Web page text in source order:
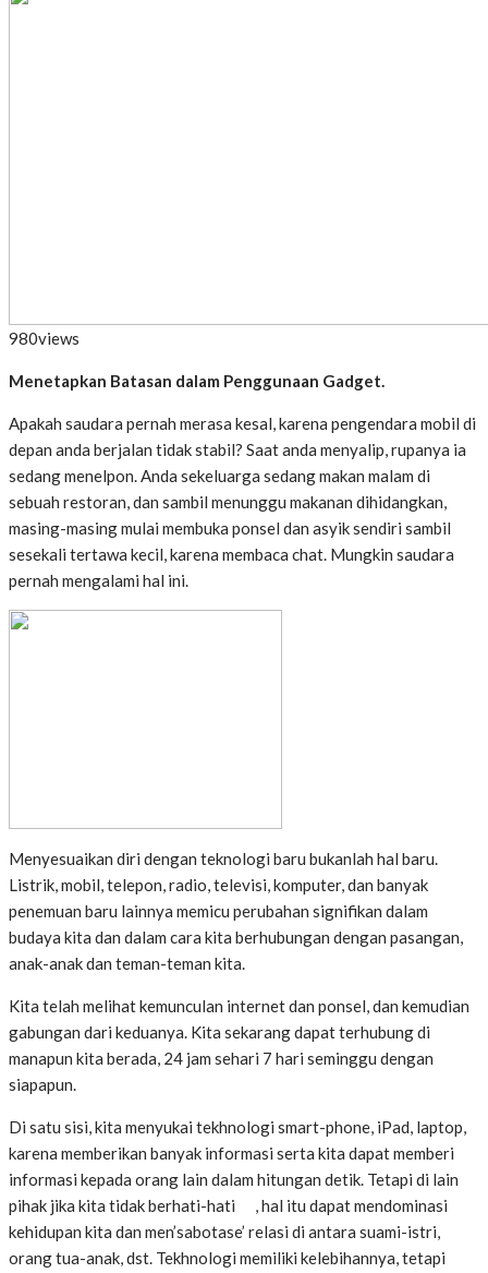
980views
Menetapkan Batasan dalam Penggunaan Gadget.
Apakah saudara pernah merasa kesal, karena pengendara mobil di
depan anda berjalan tidak stabil? Saat anda menyalip, rupanya ia
sedang menelpon. Anda sekeluarga sedang makan malam di
sebuah restoran, dan sambil menunggu makanan dihidangkan,
masing-masing mulai membuka ponsel dan asyik sendiri sambil
sesekali tertawa kecil, karena membaca chat. Mungkin saudara
pernah mengalami hal ini.
Menyesuaikan diri dengan teknologi baru bukanlah hal baru.
Listrik, mobil, telepon, radio, televisi, komputer, dan banyak
penemuan baru lainnya memicu perubahan signifikan dalam
budaya kita dan dalam cara kita berhubungan dengan pasangan,
anak-anak dan teman-teman kita.
Kita telah melihat kemunculan internet dan ponsel, dan kemudian
gabungan dari keduanya. Kita sekarang dapat terhubung di
manapun kita berada, 24 jam sehari 7 hari seminggu dengan
siapapun.
Di satu sisi, kita menyukai tekhnologi smart-phone, iPad, laptop,
karena memberikan banyak informasi serta kita dapat memberi
informasi kepada orang lain dalam hitungan detik. Tetapi di lain
pihak jika kita tidak berhati-hati , hal itu dapat mendominasi
kehidupan kita dan men’sabotase’ relasi di antara suami-istri,
orang tua-anak, dst. Tekhnologi memiliki kelebihannya, tetapi